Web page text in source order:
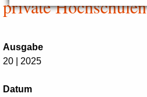
private Hochschulen
Ausgabe
20 | 2025
Datum